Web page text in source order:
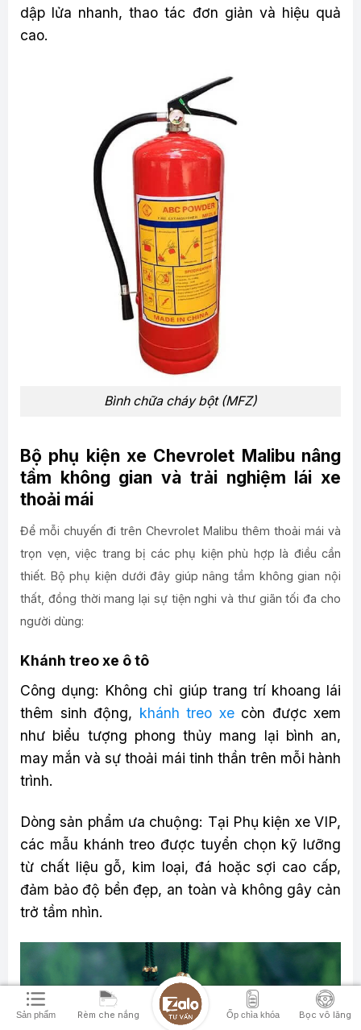
dập lửa nhanh, thao tác đơn giản và hiệu quả
cao.
Bình chữa cháy bột (MFZ)
Bộ phụ kiện xe Chevrolet Malibu nâng
tầm không gian và trải nghiệm lái xe
thoải mái
Để mỗi chuyến đi trên Chevrolet Malibu thêm thoải mái và
trọn vẹn, việc trang bị các phụ kiện phù hợp là điều cần
thiết. Bộ phụ kiện dưới đây giúp nâng tầm không gian nội
thất, đồng thời mang lại sự tiện nghi và thư giãn tối đa cho
người dùng:
Khánh treo xe ô tô
Công dụng: Không chỉ giúp trang trí khoang lái
thêm sinh động, khánh treo xecòn được xem
như biểu tượng phong thủy mang lại bình an,
may mắn và sự thoải mái tinh thần trên mỗi hành
trình.
Dòng sản phẩm ưa chuộng: Tại Phụ kiện xe VIP,
các mẫu khánh treo được tuyển chọn kỹ lưỡng
từ chất liệu gỗ, kim loại, đá hoặc sợi cao cấp,
đảm bảo độ bền đẹp, an toàn và không gây cản
trở tầm nhìn.
Sản phẩm Rèm che nắng Ốp chìa khóa Bọc vô lăng